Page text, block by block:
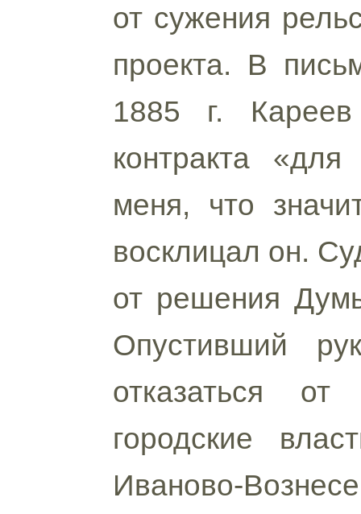
от сужения
проекта. В
1885 г.
контракта
меня, что
восклицал он.
от решения
Опустивший
отказаться
городские
Иваново-